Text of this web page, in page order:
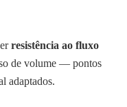
resistência ao fluxo
de volume — pontos
adaptados.